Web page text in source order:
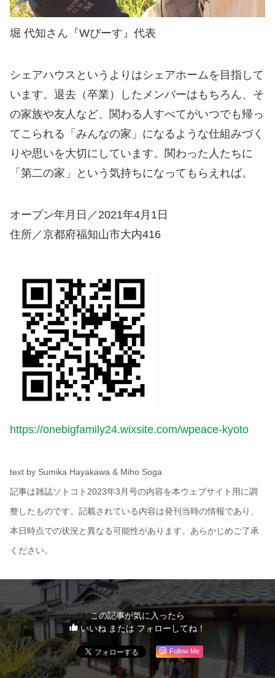
堀 代知さん『Wぴーす』代表
シェアハウスというよりはシェアホームを目指して
います。退去（卒業）したメンバーはもちろん、そ
の家族や友人など、関わる人すべてがいつでも帰っ
てこられる「みんなの家」になるような仕組みづく
りや思いを大切にしています。関わった人たちに
「第二の家」という気持ちになってもらえれば。
オープン年月日／2021年4月1日
住所／京都府福知山市大内416
https://onebigfamily24.wixsite.com/wpeace-kyoto
text by Sumika Hayakawa & Miho Soga
記事は雑誌ソトコト2023年3月号の内容を本ウェブサイト用に調
整したものです。記載されている内容は発刊当時の情報であり、
本日時点での状況と異なる可能性があります。あらかじめご了承
ください。
この記事が気に入ったら
いいね または フォローしてね！
Follow Me